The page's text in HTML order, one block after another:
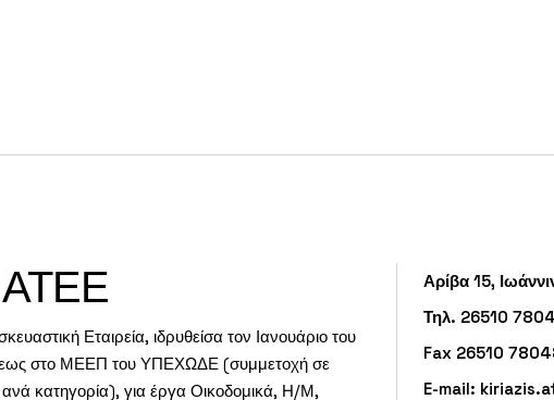
Εταιρεία, ιδρυθείσα τον Ιανουάριο του
στο ΜΕΕΠ του ΥΠΕΧΩΔΕ (συμμετοχή σε
κατηγορία), για έργα Οικοδομικά, Η/Μ,
Αρίβα 15,
Τηλ. 26510
Fax 26510
E-mail: